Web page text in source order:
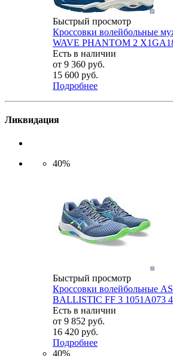
Быстрый просмотр
Кроссовки волейбольные
WAVE PHANTOM 2
Есть в наличии
от 9 360 руб.
15 600 руб.
Подробнее
Ликвидация
40%
Быстрый просмотр
Кроссовки волейбольные
BALLISTIC FF 3 1051A073
Есть в наличии
от 9 852 руб.
16 420 руб.
Подробнее
40%